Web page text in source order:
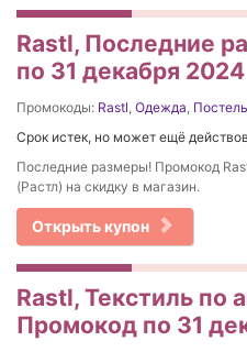
Rastl, Последние
по 31 декабря 2024
Промокоды: Rastl, Одежда,
Срок истек, но может ещё
Последние размеры! Промокод
(Растл) на скидку в магазин.
Открыть купон
Rastl, Текстиль по
Промокод по 31